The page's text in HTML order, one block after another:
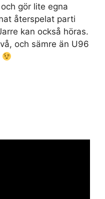
gör lite egna
återspelat parti
kan också höras.
och sämre än U96